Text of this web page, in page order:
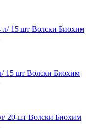
л/ 15 шт Волски Биохим
15 шт Волски Биохим
20 шт Волски Биохим